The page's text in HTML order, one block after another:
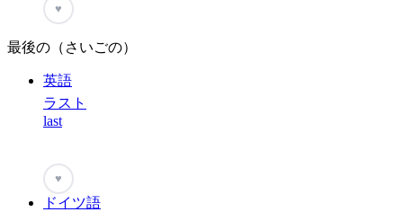
♥
最後の（さいごの）
英語
ラスト
last
♥
ドイツ語